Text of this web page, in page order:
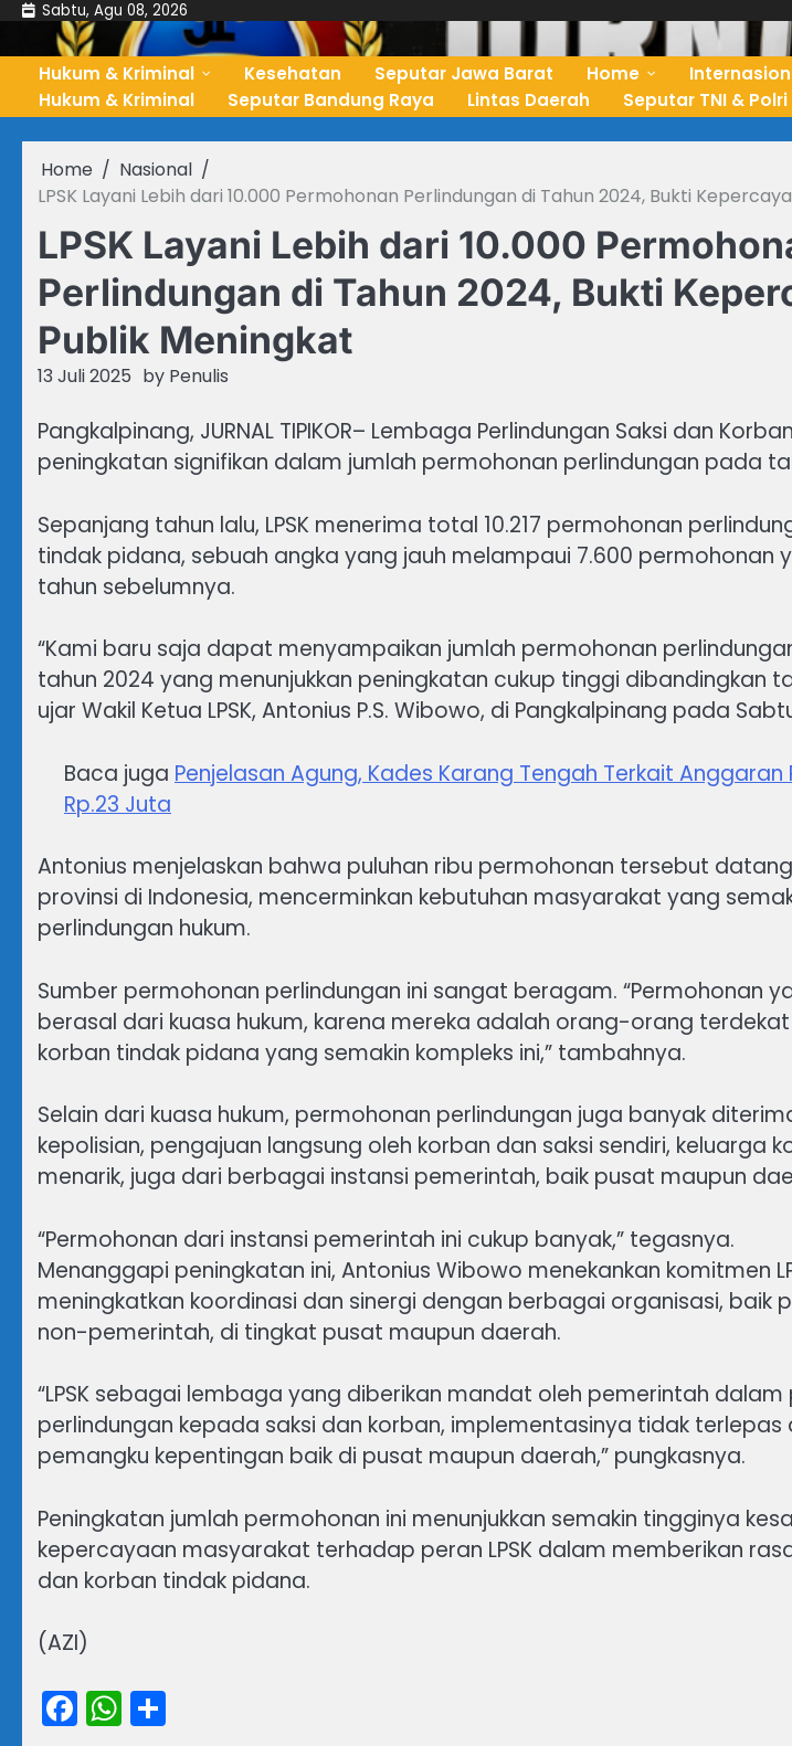
Skip
content
Sabtu, Agu 08, 2026
Hukum & Kriminal Kesehatan Seputar Jawa Barat Home
Hukum & Kriminal
Seputar Bandung Raya Lintas Daerah Seputar TNI & Polri
Home
Nasional
LPSK Layani Lebih dari 10.000 Permohonan Perlindungan di Tahun 2024, Bukti
LPSK Layani Lebih dari 10.000
Perlindungan di Tahun 2024, Bukti
Publik Meningkat
13 Juli 2025 by Penulis
Pangkalpinang, JURNAL TIPIKOR– Lembaga Perlindungan Saksi dan
peningkatan signifikan dalam jumlah permohonan perlindungan pada
Sepanjang tahun lalu, LPSK menerima total 10.217 permohonan
tindak pidana, sebuah angka yang jauh melampaui 7.600 permohonan
tahun sebelumnya.
“Kami baru saja dapat menyampaikan jumlah permohonan
tahun 2024 yang menunjukkan peningkatan cukup tinggi dibandingkan
ujar Wakil Ketua LPSK, Antonius P.S. Wibowo, di Pangkalpinang pada
Baca juga Penjelasan Agung, Kades Karang Tengah Terkait
Rp.23 Juta
Antonius menjelaskan bahwa puluhan ribu permohonan tersebut
provinsi di Indonesia, mencerminkan kebutuhan masyarakat yang
perlindungan hukum.
Sumber permohonan perlindungan ini sangat beragam. “Permohonan
berasal dari kuasa hukum, karena mereka adalah orang-orang
korban tindak pidana yang semakin kompleks ini,” tambahnya.
Selain dari kuasa hukum, permohonan perlindungan juga banyak
kepolisian, pengajuan langsung oleh korban dan saksi sendiri, keluarga
menarik, juga dari berbagai instansi pemerintah, baik pusat maupun
“Permohonan dari instansi pemerintah ini cukup banyak,” tegasnya.
Menanggapi peningkatan ini, Antonius Wibowo menekankan komitmen
meningkatkan koordinasi dan sinergi dengan berbagai organisasi, baik
non-pemerintah, di tingkat pusat maupun daerah.
“LPSK sebagai lembaga yang diberikan mandat oleh pemerintah
perlindungan kepada saksi dan korban, implementasinya tidak terlepas
pemangku kepentingan baik di pusat maupun daerah,” pungkasnya.
Peningkatan jumlah permohonan ini menunjukkan semakin tingginya
kepercayaan masyarakat terhadap peran LPSK dalam memberikan
dan korban tindak pidana.
(AZI)
Facebook
WhatsApp